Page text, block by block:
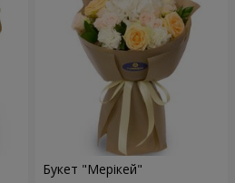
Букет "Мерікей"